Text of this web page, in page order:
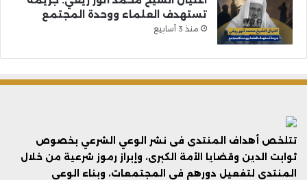
تستهدف العلماء ووحدة المجتمع
منذ 3 أسابيع
تتلخص أهداف المنتدى فى نشر الوعي الشرعي بخصوص
ثوابت الدين وقضايا الأمة الكبرى، وإبراز رموز شرعية من خلال
المنتدى لتفعيل دورهم في المجتمعات، وبناء الوعي